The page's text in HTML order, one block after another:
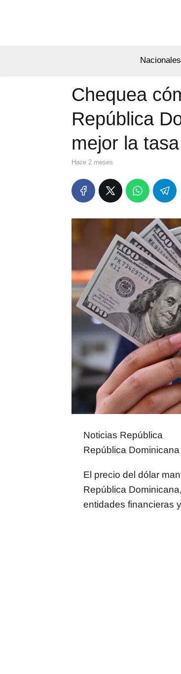
Nacionales
Chequea
República
mejor la tasa
hace 2 meses
Noticias República
República Dominicana
El precio del dólar
República
entidades financieras